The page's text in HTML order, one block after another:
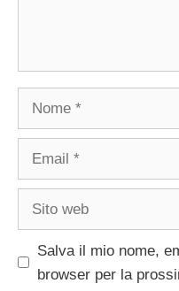
Salva il mio nome,
browser per la